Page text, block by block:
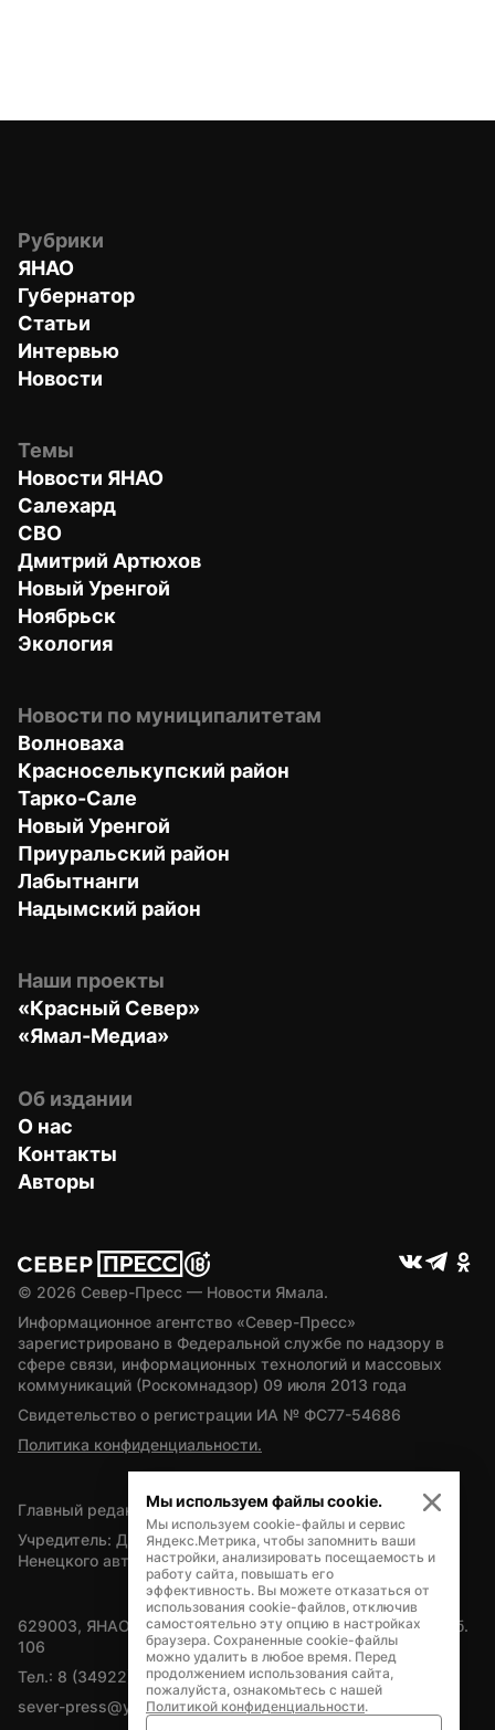
Рубрики
ЯНАО
Губернатор
Статьи
Интервью
Новости
Темы
Новости ЯНАО
Салехард
СВО
Дмитрий Артюхов
Новый Уренгой
Ноябрьск
Экология
Новости по муниципалитетам
Волноваха
Красноселькупский район
Тарко-Сале
Новый Уренгой
Приуральский район
Лабытнанги
Надымский район
Наши проекты
«Красный Север»
«Ямал-Медиа»
Об издании
О нас
Контакты
Авторы
© 2026 Север-Пресс — Новости Ямала.
Информационное агентство «Север-Пресс»
зарегистрировано в Федеральной службе по надзору в
сфере связи, информационных технологий и массовых
коммуникаций (Роскомнадзор) 09 июля 2013 года
Свидетельство о регистрации ИА № ФС77-54686
Политика конфиденциальности.
Главный редактор — А.Л. Поздеев
Учредитель: Департамент внутренней политики Ямало-
Ненецкого автономного округа
629003, ЯНАО, Салехард, мкр. Богдана Кнунянца, д.1, каб.
106
Тел.: 8 (34922) 71262
sever-press@yamal-media.ru
Мы используем файлы cookie.
Мы используем cookie-файлы и сервис
Яндекс.Метрика, чтобы запомнить ваши
настройки, анализировать посещаемость и
работу сайта, повышать его
эффективность. Вы можете отказаться от
использования cookie-файлов, отключив
самостоятельно эту опцию в настройках
браузера. Сохраненные cookie-файлы
можно удалить в любое время. Перед
продолжением использования сайта,
пожалуйста, ознакомьтесь с нашей
Политикой конфиденциальности.